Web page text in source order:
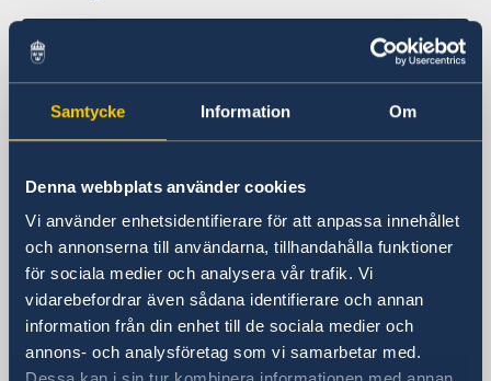
Samtycke Information Om
Denna webbplats använder cookies
Vi använder enhetsidentifierare för att anpassa innehållet
och annonserna till användarna, tillhandahålla funktioner
för sociala medier och analysera vår trafik. Vi
vidarebefordrar även sådana identifierare och annan
information från din enhet till de sociala medier och
annons- och analysföretag som vi samarbetar med.
Sveriges ambassad i Zagreb,
Kroatien
Besöksadress
Strojarska cesta 20
10 001 Zagreb
Postadress
Embassy of Sweden
P.P. 779
10 001 Zagreb
Croatia